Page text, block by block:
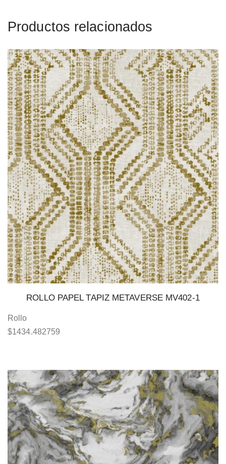
Productos relacionados
ROLLO PAPEL TAPIZ METAVERSE MV402-1
Rollo
$1434.482759